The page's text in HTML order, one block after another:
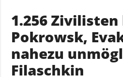
1.256
Pokrowsk,
nahezu
Filaschkin